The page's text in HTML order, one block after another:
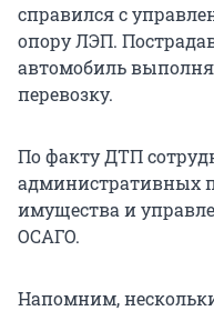
справился с
опору ЛЭП.
автомобиль
перевозку.
По факту ДТП
административных
имущества и
ОСАГО.
Напомним,